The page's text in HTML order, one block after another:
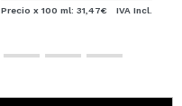
Precio x 100 ml: 31,47€ IVA Incl.